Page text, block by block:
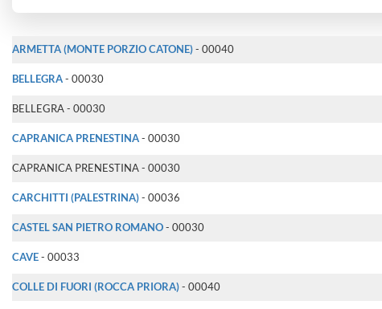
ARMETTA (MONTE PORZIO CATONE)- 00040
BELLEGRA- 00030
BELLEGRA - 00030
CAPRANICA PRENESTINA- 00030
CAPRANICA PRENESTINA - 00030
CARCHITTI (PALESTRINA)- 00036
CASTEL SAN PIETRO ROMANO- 00030
CAVE- 00033
COLLE DI FUORI (ROCCA PRIORA)- 00040